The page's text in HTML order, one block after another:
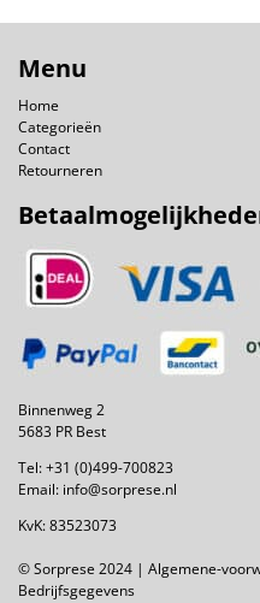
Menu
Home
Categorieën
Contact
Retourneren
Binnenweg 2
5683 PR Best
Tel:+31 (0)499-700823
Email: info@sorprese.nl
KvK: 83523073
© Sorprese 2024 | Algemene-
Bedrijfsgegevens